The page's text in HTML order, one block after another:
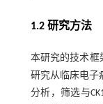
1.2 研究方法
本研究的技术框
研究从临床电子
分析，筛选与